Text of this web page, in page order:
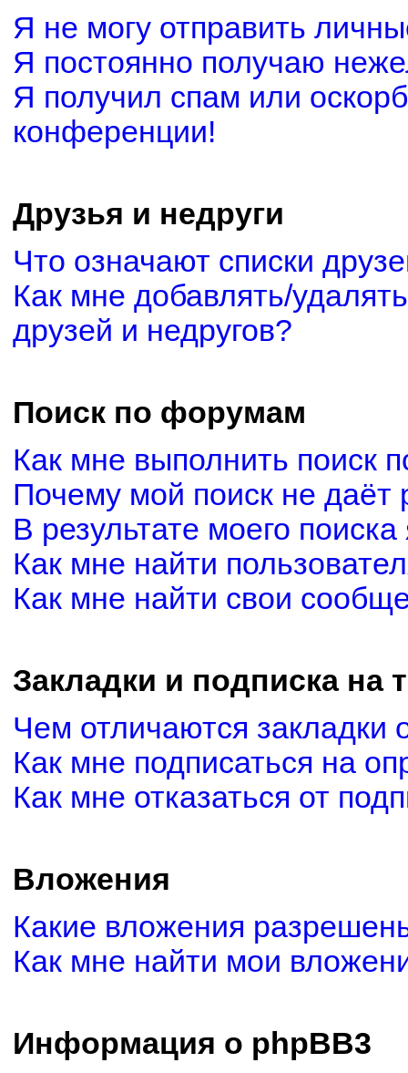
Я не могу отправить
Я постоянно получаю
Я получил спам или
конференции!
Друзья и недруги
Что означают списки
Как мне добавлять/
друзей и недругов?
Поиск по форумам
Как мне выполнить поиск
Почему мой поиск не даёт
В результате моего
Как мне найти
Как мне найти свои
Закладки и подписка на
Чем отличаются закладки
Как мне подписаться на
Как мне отказаться от
Вложения
Какие вложения
Как мне найти мои
Информация о phpBB3